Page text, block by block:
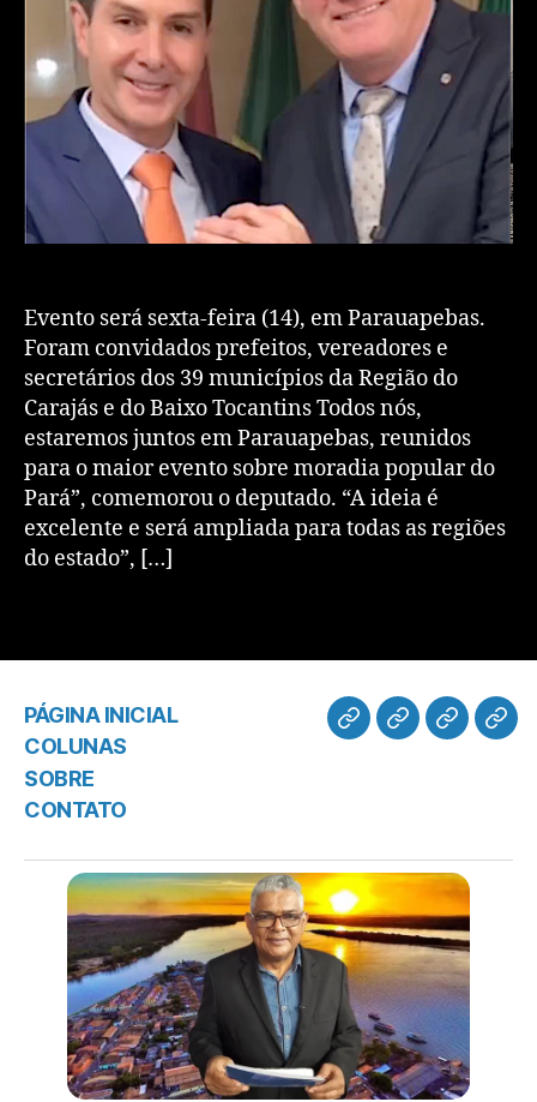
Evento será sexta-feira (14), em Parauapebas.
Foram convidados prefeitos, vereadores e
secretários dos 39 municípios da Região do
Carajás e do Baixo Tocantins Todos nós,
estaremos juntos em Parauapebas, reunidos
para o maior evento sobre moradia popular do
Pará”, comemorou o deputado. “A ideia é
excelente e será ampliada para todas as regiões
do estado”, […]
PÁGINA INICIAL
COLUNAS
SOBRE
CONTATO